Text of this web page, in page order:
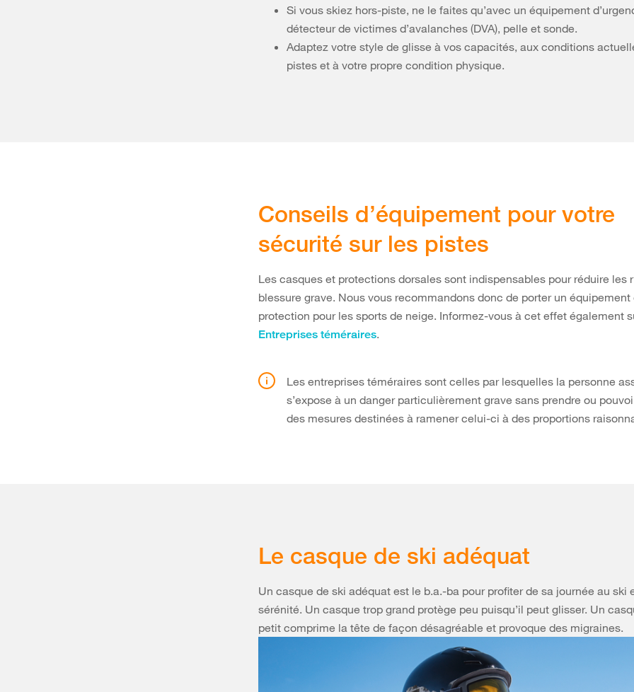
Si vous skiez hors-piste, ne le faites qu’avec un équipement
détecteur de victimes d’avalanches (DVA), pelle et sonde.
Adaptez votre style de glisse à vos capacités, aux conditions
pistes et à votre propre condition physique.
Conseils d’équipement pour votre
sécurité sur les pistes
Les casques et protections dorsales sont indispensables pour réduire les
blessure grave. Nous vous recommandons donc de porter un équipement
protection pour les sports de neige. Informez-vous à cet effet également
Entreprises téméraires.
Les entreprises téméraires sont celles par lesquelles la personne
s’expose à un danger particulièrement grave sans prendre ou
des mesures destinées à ramener celui-ci à des proportions
Le casque de ski adéquat
Un casque de ski adéquat est le b.a.-ba pour profiter de sa journée au ski
sérénité. Un casque trop grand protège peu puisqu’il peut glisser. Un
petit comprime la tête de façon désagréable et provoque des migraines.